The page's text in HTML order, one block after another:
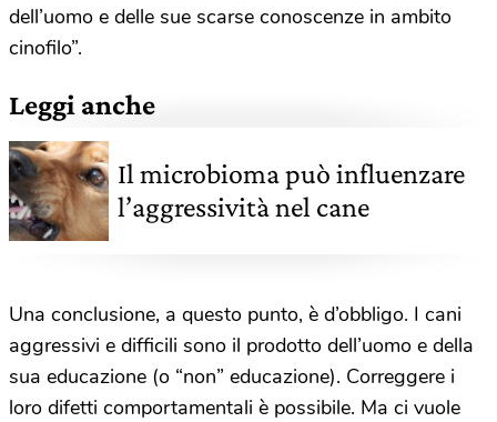
dell’uomo e delle sue scarse conoscenze in ambito
cinofilo”.
Leggi anche
Il microbioma può influenzare
l’aggressività nel cane
Una conclusione, a questo punto, è d’obbligo. I cani
aggressivi e difficili sono il prodotto dell’uomo e della
sua educazione (o “non” educazione). Correggere i
loro difetti comportamentali è possibile. Ma ci vuole